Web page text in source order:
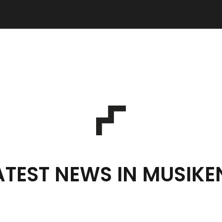
NEWS IN